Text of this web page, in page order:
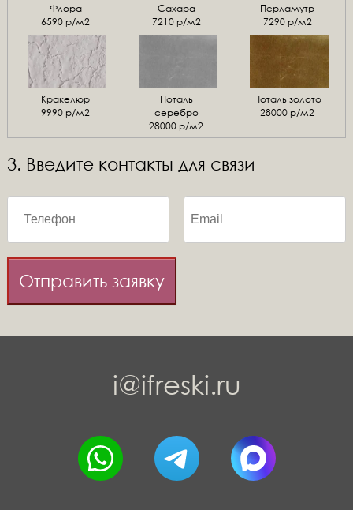
Флора
6590 р/м2
Сахара
7210 р/м2
Перламутр
7290 р/м2
Кракелюр
9990 р/м2
Поталь
серебро
28000 р/м2
Поталь золото
28000 р/м2
3. Введите контакты для связи
Отправить заявку
i@ifreski.ru